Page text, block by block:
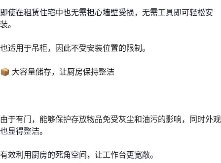
即使在租赁住宅中也无需担心墙壁受损，无需工具即可轻松安
装。
也适用于吊柜，因此不受安装位置的限制。
📦 大容量储存，让厨房保持整洁
由于有门，能够保护存放物品免受灰尘和油污的影响，同时外观
也显得整洁。
有效利用厨房的死角空间，让工作台更宽敞。